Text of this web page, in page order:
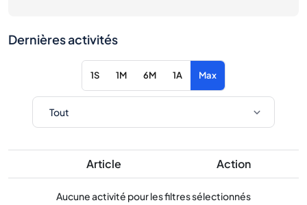
Dernières activités
1S 1M 6M 1A Max
Article Action
Aucune activité pour les filtres sélectionnés